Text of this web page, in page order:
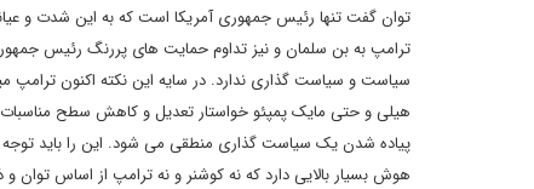
توان گفت تنها رئیس جمهوری آمریکا است که به این شدت و
ترامپ به بن سلمان و نیز تداوم حمایت های پررنگ رئیس
سیاست و سیاست گذاری ندارد. در سایه این نکته اکنون ترامپ
هیلی و حتی مایک پمپئو خواستار تعدیل و کاهش سطح مناسبات
پیاده شدن یک سیاست گذاری منطقی می شود. این را باید
هوش بسیار بالایی دارد که نه کوشنر و نه ترامپ از اساس توان